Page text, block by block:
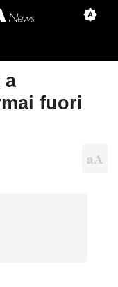
a
fuori